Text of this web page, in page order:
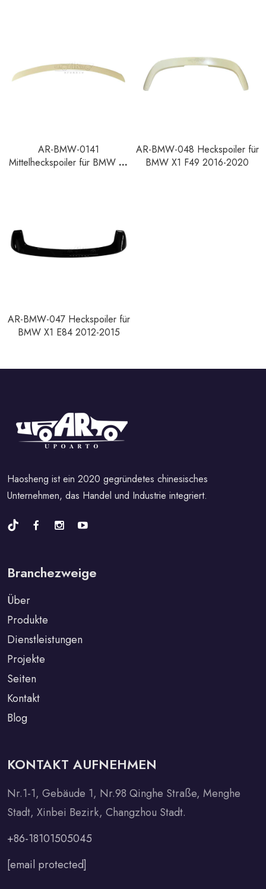
AR-BMW-0141
Mittelheckspoiler für BMW X1
AR-BMW-048 Heckspoiler für
BMW X1 F49 2016-2020
AR-BMW-047 Heckspoiler für
BMW X1 E84 2012-2015
Haosheng ist ein 2020 gegründetes chinesisches
Unternehmen, das Handel und Industrie integriert.
Branchezweige
Über
Produkte
Dienstleistungen
Projekte
Seiten
Kontakt
Blog
KONTAKT AUFNEHMEN
Nr.1-1, Gebäude 1, Nr.98 Qinghe Straße, Menghe
Stadt, Xinbei Bezirk, Changzhou Stadt.
+86-18101505045
[email protected]